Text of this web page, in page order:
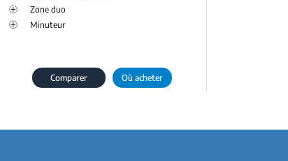
Zone duo
Minuteur
Comparer Où acheter